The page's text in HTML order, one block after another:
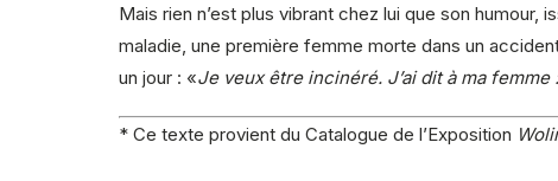
Mais rien n’est plus vibrant chez lui que son
maladie, une première femme morte dans un
un jour : «Je veux être incinéré. J’ai dit à ma
* Ce texte provient du Catalogue de l’Exposition